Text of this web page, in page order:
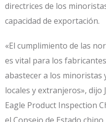
directrices de los
capacidad de exportación.
«El cumplimiento de las
es vital para los
abastecer a los minoristas
locales y extranjeros», dijo
Eagle Product Inspection